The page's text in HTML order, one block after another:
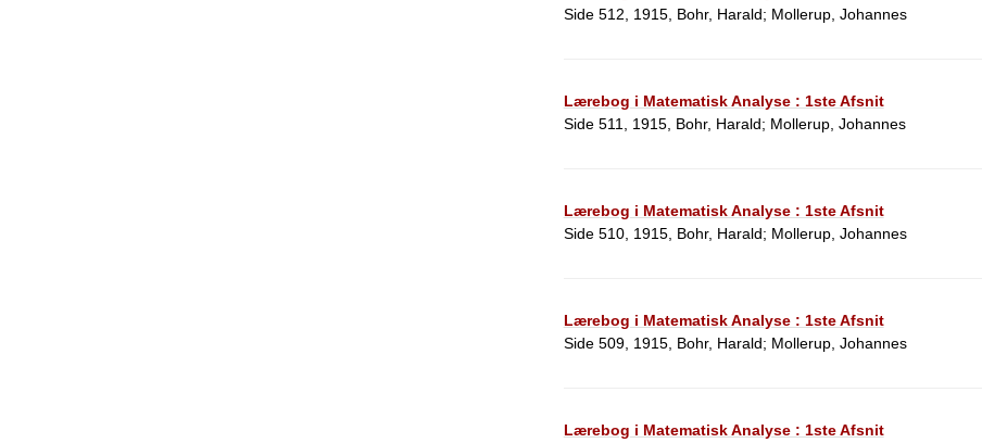
Side 512, 1915, Bohr, Harald; Mollerup, Johannes
Lærebog i Matematisk Analyse : 1ste Afsnit
Side 511, 1915, Bohr, Harald; Mollerup, Johannes
Lærebog i Matematisk Analyse : 1ste Afsnit
Side 510, 1915, Bohr, Harald; Mollerup, Johannes
Lærebog i Matematisk Analyse : 1ste Afsnit
Side 509, 1915, Bohr, Harald; Mollerup, Johannes
Lærebog i Matematisk Analyse : 1ste Afsnit